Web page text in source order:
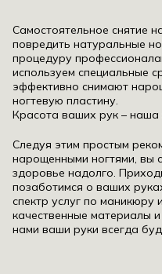
Самостоятельное снятие
повредить натуральные
процедуру
используем специальные
эффективно снимают
ногтевую пластину.
Красота ваших рук – наша
Следуя этим простым
нарощенными ногтями, вы
здоровье надолго.
позаботимся о ваших
спектр услуг по маникюру
качественные материалы
нами ваши руки всегда